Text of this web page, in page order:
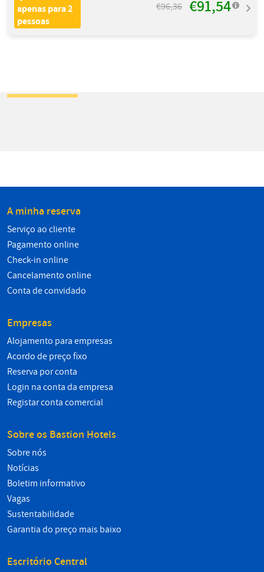
apenas para 2
pessoas
€96,36 €91,54
A minha reserva
Serviço ao cliente
Pagamento online
Check-in online
Cancelamento online
Conta de convidado
Empresas
Alojamento para empresas
Acordo de preço fixo
Reserva por conta
Login na conta da empresa
Registar conta comercial
Sobre os Bastion Hotels
Sobre nós
Notícias
Boletim informativo
Vagas
Sustentabilidade
Garantia do preço mais baixo
Escritório Central